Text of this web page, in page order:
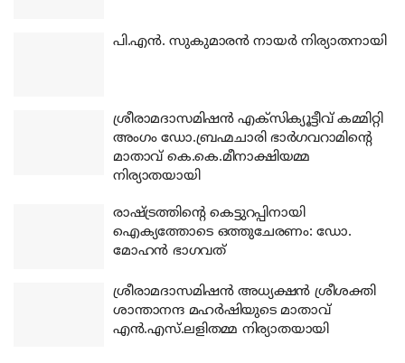
പി.എന്‍. സുകുമാരന്‍ നായര്‍ നിര്യാതനായി
ശ്രീരാമദാസമിഷന്‍ എക്‌സിക്യൂട്ടീവ് കമ്മിറ്റി
അംഗം ഡോ.ബ്രഹ്മചാരി ഭാര്‍ഗവറാമിന്റെ
മാതാവ് കെ.കെ.മീനാക്ഷിയമ്മ
നിര്യാതയായി
രാഷ്ട്രത്തിന്റെ കെട്ടുറപ്പിനായി
ഐക്യത്തോടെ ഒത്തുചേരണം: ഡോ.
മോഹന്‍ ഭാഗവത്
ശ്രീരാമദാസമിഷന്‍ അധ്യക്ഷന്‍ ശ്രീശക്തി
ശാന്താനന്ദ മഹര്‍ഷിയുടെ മാതാവ്
എന്‍.എസ്.ലളിതമ്മ നിര്യാതയായി